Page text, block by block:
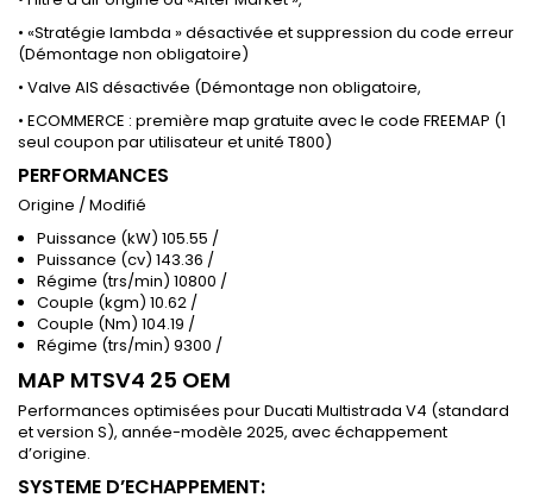
• «Stratégie lambda » désactivée et suppression du code erreur
(Démontage non obligatoire)
• Valve AIS désactivée (Démontage non obligatoire,
• ECOMMERCE : première map gratuite avec le code FREEMAP (1
seul coupon par utilisateur et unité T800)
PERFORMANCES
Origine / Modifié
Puissance (kW) 105.55 /
Puissance (cv) 143.36 /
Régime (trs/min) 10800 /
Couple (kgm) 10.62 /
Couple (Nm) 104.19 /
Régime (trs/min) 9300 /
MAP MTSV4 25 OEM
Performances optimisées pour Ducati Multistrada V4 (standard
et version S), année-modèle 2025, avec échappement
d’origine.
SYSTEME D’ECHAPPEMENT: